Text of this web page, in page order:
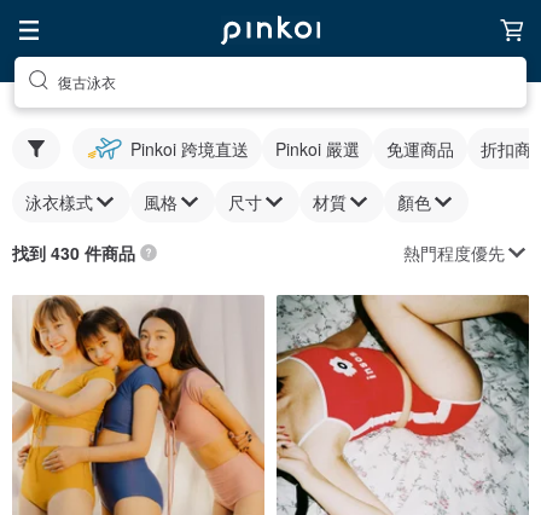
復古泳衣
Pinkoi 跨境直送 Pinkoi 嚴選 免運商品 折扣商
泳衣樣式 風格 尺寸 材質 顏色
找到 430 件商品 熱門程度優先